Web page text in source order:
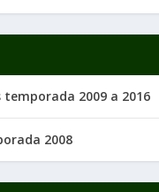
2009 a 2016
2008